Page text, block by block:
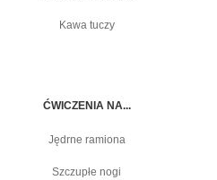
Kawa tuczy
ĆWICZENIA NA...
Jędrne ramiona
Szczupłe nogi